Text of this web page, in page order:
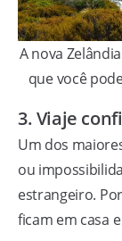
A nova
que você
3. Viaje
Um dos
ou
estrangeiro.
ficam em casa